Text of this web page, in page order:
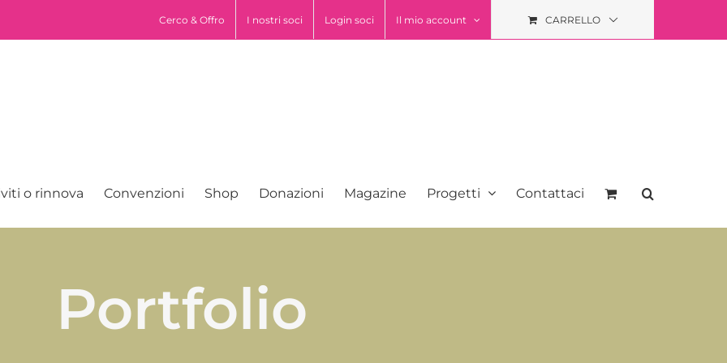
Cerco & Offro I nostri soci Login soci Il mio account CARRELLO
o rinnova Convenzioni Shop Donazioni Magazine Progetti Contattaci
Portfolio